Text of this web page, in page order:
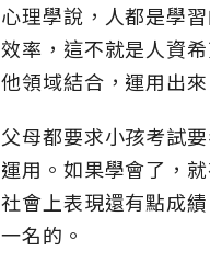
心理學說，人都是學
效率，這不就是人資
他領域結合，運用出來
父母都要求小孩考試
運用。如果學會了，
社會上表現還有點成
一名的。